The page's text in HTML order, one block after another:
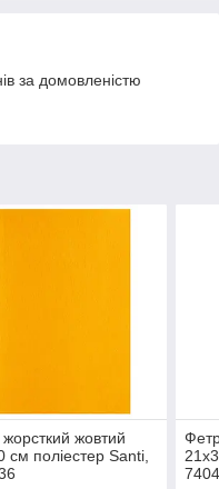
за домовленістю
жовтий
см поліестер Santi,